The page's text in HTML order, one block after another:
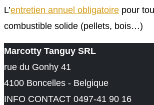
L’entretien annuel obligatoire pour
combustible solide (pellets, bois…)
Marcotty Tanguy SRL
rue du Gonhy 41
4100 Boncelles - Belgique
INFO CONTACT 0497-41 90 16